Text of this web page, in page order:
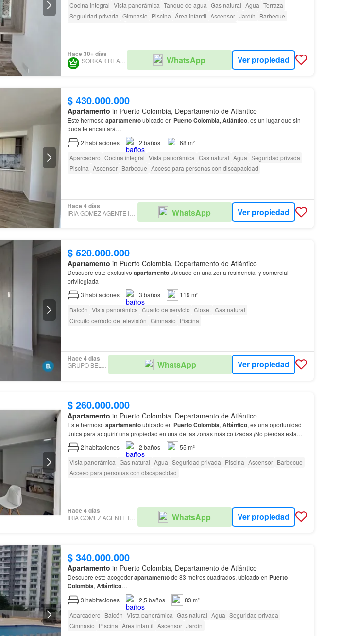
Cocina integral Vista panorámica Tanque de agua Gas natural Agua Terraza
Seguridad privada Gimnasio Piscina Área infantil Ascensor Jardín Barbecue
Hace 30+ días
SORKAR REAL ESTATE WhatsApp Ver propiedad
$ 430.000.000
Apartamento in Puerto Colombia, Departamento de Atlántico
Este hermoso apartamentoubicado en PuertoColombia, Atlántico, es un lugar que sin
duda te encantará…
2 habitaciones 2 baños
68 m²
Aparcadero Cocina integral Vista panorámica Gas natural Agua Seguridad privada
Piscina Ascensor Barbecue Acceso para personas con discapacidad
Hace 4 días
IRIA GOMEZ AGENTE INMOBILIARIO WhatsApp Ver propiedad
$ 520.000.000
Apartamento in Puerto Colombia, Departamento de Atlántico
Descubre este exclusivo apartamentoubicado en una zona residencial y comercial
privilegiada
3 habitaciones 3 baños
119 m²
Balcón Vista panorámica Cuarto de servicio Closet Gas natural
Circuito cerrado de televisión Gimnasio Piscina
Hace 4 días
WhatsApp Ver propiedad
$ 260.000.000
Apartamento in Puerto Colombia, Departamento de Atlántico
Este hermoso apartamentoubicado en PuertoColombia, Atlántico, es una oportunidad
única para adquirir una propiedad en una de las zonas más cotizadas ¡No pierdas esta
oportunidad de oro enPuerto Colombia,Atlántico
2 habitaciones 2 baños
55 m²
Vista panorámica Gas natural Agua Seguridad privada Piscina Ascensor Barbecue
Acceso para personas con discapacidad
Hace 4 días
IRIA GOMEZ AGENTE INMOBILIARIO WhatsApp Ver propiedad
$ 340.000.000
Apartamento in Puerto Colombia, Departamento de Atlántico
Descubre este acogedorapartamentode 83 metros cuadrados, ubicado en Puerto
Colombia, Atlántico…
3 habitaciones 2,5 baños
83 m²
Aparcadero Balcón Vista panorámica Gas natural Agua Seguridad privada
Gimnasio Piscina Área infantil Ascensor Jardín